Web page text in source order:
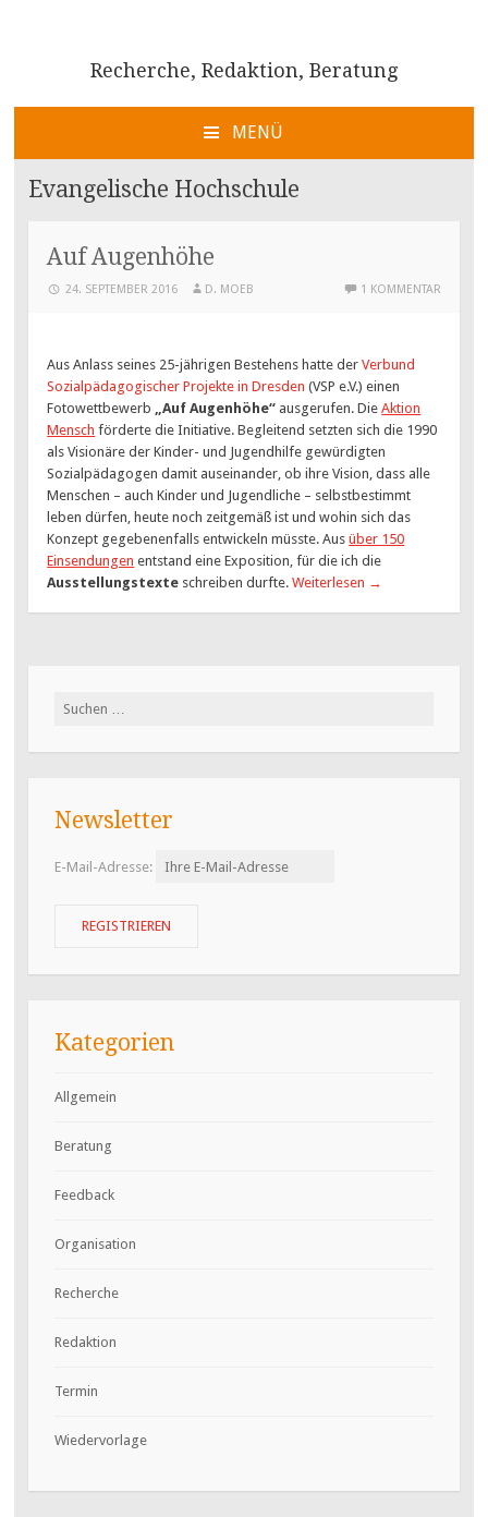
Recherche, Redaktion, Beratung
MENÜ
ZUM
INHALT
SPRINGEN
Evangelische Hochschule
Auf Augenhöhe
24. SEPTEMBER 2016 D. MOEB 1 KOMMENTAR
Aus Anlass seines 25-jährigen Bestehens hatte derVerbund
Sozialpädagogischer Projekte in Dresden (VSP e.V.) einen
Fotowettbewerb
„Auf Augenhöhe“ ausgerufen. DieAktion
Mensch förderte die Initiative. Begleitend setzten sich die 1990
als Visionäre der Kinder- und Jugendhilfe gewürdigten
Sozialpädagogen damit auseinander, ob ihre Vision, dass alle
Menschen – auch Kinder und Jugendliche – selbstbestimmt
leben dürfen, heute noch zeitgemäß ist und wohin sich das
Konzept gegebenenfalls entwickeln müsste. Ausüber 150
Einsendungen entstand eine Exposition, für die ich die
Ausstellungstexte schreiben durfte.Weiterlesen →
Suchen
Newsletter
E-Mail-Adresse:
Kategorien
Allgemein
Beratung
Feedback
Organisation
Recherche
Redaktion
Termin
Wiedervorlage